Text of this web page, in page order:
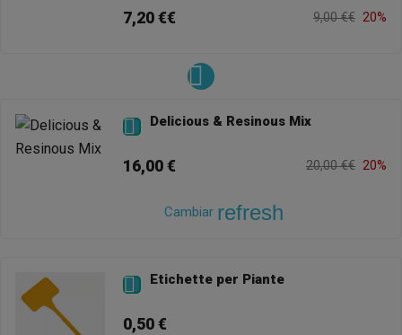
7,20 €€ 9,00 €€ 20%
 Delicious & Resinous Mix
16,00 € 20,00 €€ 20%
Cambiar refresh
 Etichette per Piante
0,50 €